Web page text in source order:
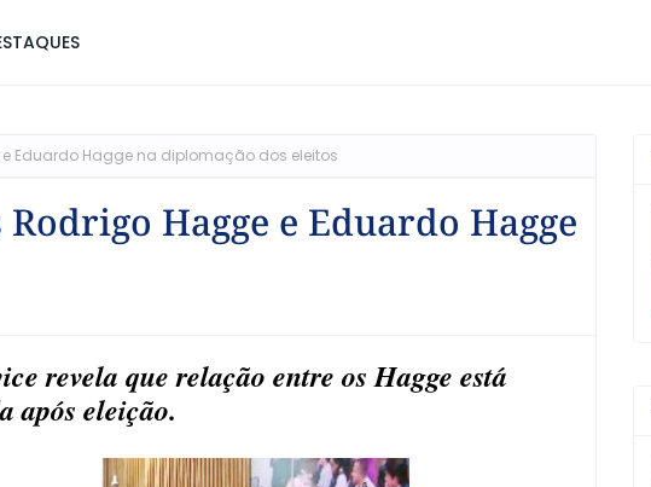
Eduardo Hagge na diplomação dos eleitos
Hagge e Eduardo Hagge
revela que relação entre os Hagge está
após eleição.